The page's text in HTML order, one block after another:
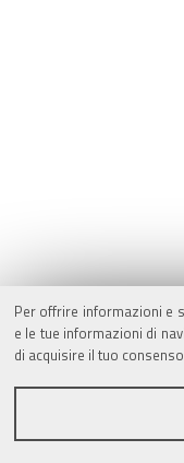
Per offrire informazioni e
e le tue informazioni di
di acquisire il tuo